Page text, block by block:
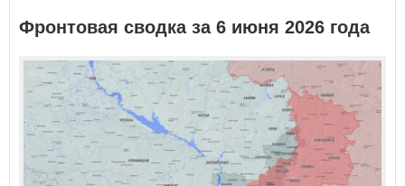
Фронтовая сводка за 6 июня 2026 года